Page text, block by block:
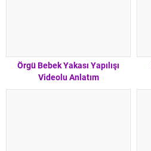
Örgü Bebek Yakası Yapılışı
Videolu Anlatım